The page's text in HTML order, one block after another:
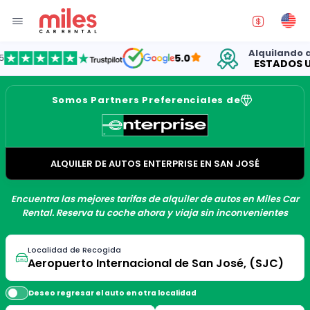
5.0 Alquilando
ESTADOS
Somos Partners Preferenciales de
ALQUILER DE AUTOS ENTERPRISE EN SAN JOSÉ
Encuentra las mejores tarifas de alquiler de autos en Miles Car
Rental. Reserva tu coche ahora y viaja sin inconvenientes
Localidad de Recogida
Deseo regresar el auto en otra localidad